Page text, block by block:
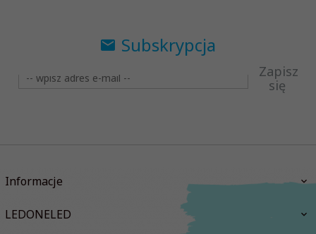
Subskrypcja
Zapisz
się
Informacje
LEDONELED